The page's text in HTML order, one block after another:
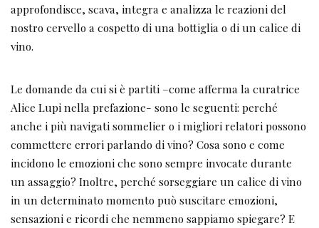
approfondisce, scava, integra e analizza le reazioni del
nostro cervello a cospetto di una bottiglia o di un calice di
vino.
Le domande da cui si è partiti –come afferma la curatrice
Alice Lupi nella prefazione- sono le seguenti: perché
anche i più navigati sommelier o i migliori relatori possono
commettere errori parlando di vino? Cosa sono e come
incidono le emozioni che sono sempre invocate durante
un assaggio? Inoltre, perché sorseggiare un calice di vino
in un determinato momento può suscitare emozioni,
sensazioni e ricordi che nemmeno sappiamo spiegare? E